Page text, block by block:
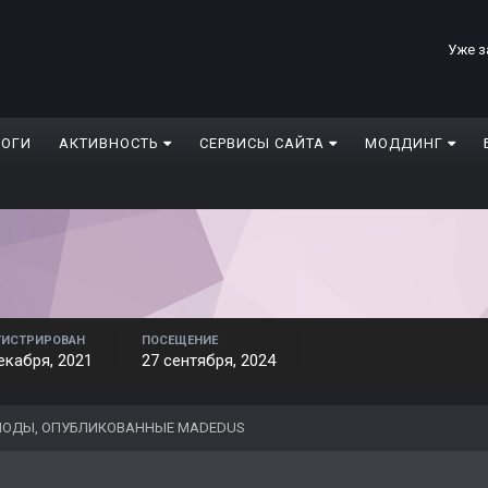
Уже
АКТИВНОСТЬ СЕРВИСЫ САЙТА МОДДИНГ
2021
ПОСЕЩЕНИЕ
27 сентября, 2024
ОПУБЛИКОВАННЫЕ MADEDUS